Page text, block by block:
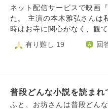
ったので、おききしたいで
いることこそ生きていると
苦しさ痛さ熱さを感じる、
だったと思います。『地獄
ネット配信サービスで映画
た。 主演の本木雅弘さんは
時はお寺に関心がなく、観
と、とてもコミカルで楽し
ばよかった」と思いました
こに共感した」 「ここは現
はもっとツワモノがいた」
有り難し 19 回
普段どんな小説を読まれ
ふと、お坊さんは普段どん